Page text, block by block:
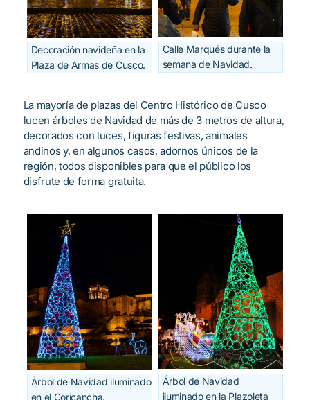
Decoración navideña en la
Plaza de Armas de Cusco.
Calle Marqués durante la
semana de Navidad.
La mayoría de plazas del Centro Histórico de Cusco
lucen árboles de Navidad de más de 3 metros de altura,
decorados con luces, figuras festivas, animales
andinos y, en algunos casos, adornos únicos de la
región, todos disponibles para que el público los
disfrute de forma gratuita.
Árbol de Navidad iluminado
en el Coricancha.
Árbol de Navidad
iluminado en la Plazoleta